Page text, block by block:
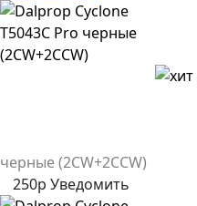
черные (2CW+2CCW)
250р Уведомить